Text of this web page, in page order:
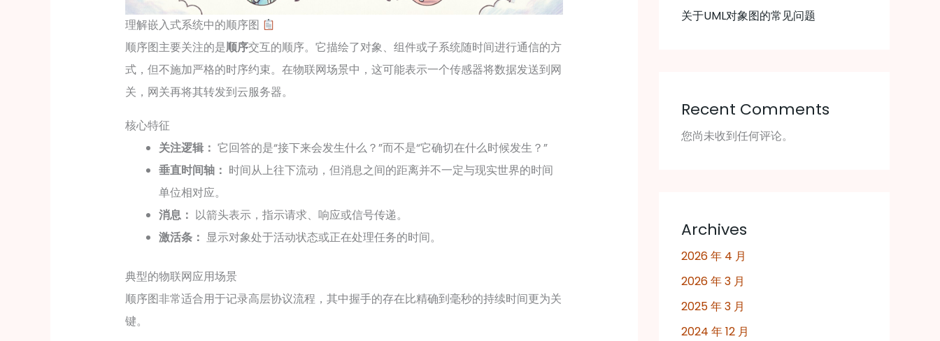
理解嵌入式系统中的顺序图
顺序图主要关注的是顺序交互的顺序。它描绘了对象、组件或子系统随时间进行通信的方
式，但不施加严格的时序约束。在物联网场景中，这可能表示一个传感器将数据发送到网
关，网关再将其转发到云服务器。
核心特征
关注逻辑： 它回答的是“接下来会发生什么？”而不是“它确切在什么时候发生？”
垂直时间轴： 时间从上往下流动，但消息之间的距离并不一定与现实世界的时间
单位相对应。
消息： 以箭头表示，指示请求、响应或信号传递。
激活条： 显示对象处于活动状态或正在处理任务的时间。
典型的物联网应用场景
顺序图非常适合用于记录高层协议流程，其中握手的存在比精确到毫秒的持续时间更为关
键。
关于UML对象图的常见问题
Recent Comments
您尚未收到任何评论。
Archives
2026 年 4 月
2026 年 3 月
2025 年 3 月
2024 年 12 月